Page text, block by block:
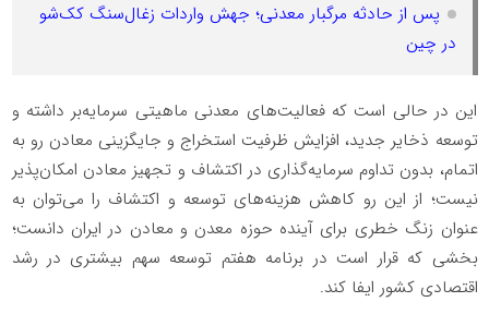
پس از حادثه مرگبار معدنی؛ جهش واردات زغال‌سنگ کک‌شو
در چین
این در حالی است که فعالیت‌های معدنی ماهیتی سرمایه‌بر داشته و
توسعه ذخایر جدید، افزایش ظرفیت استخراج و جایگزینی معادن رو به
اتمام، بدون تداوم سرمایه‌گذاری در اکتشاف و تجهیز معادن امکان‌پذیر
نیست؛ از این رو کاهش هزینه‌های توسعه و اکتشاف را می‌توان به
عنوان زنگ خطری برای آینده حوزه معدن و معادن در ایران دانست؛
بخشی که قرار است در برنامه هفتم توسعه سهم بیشتری در رشد
اقتصادی کشور ایفا کند.